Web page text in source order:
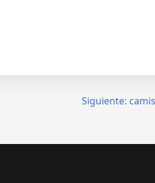
Siguiente: